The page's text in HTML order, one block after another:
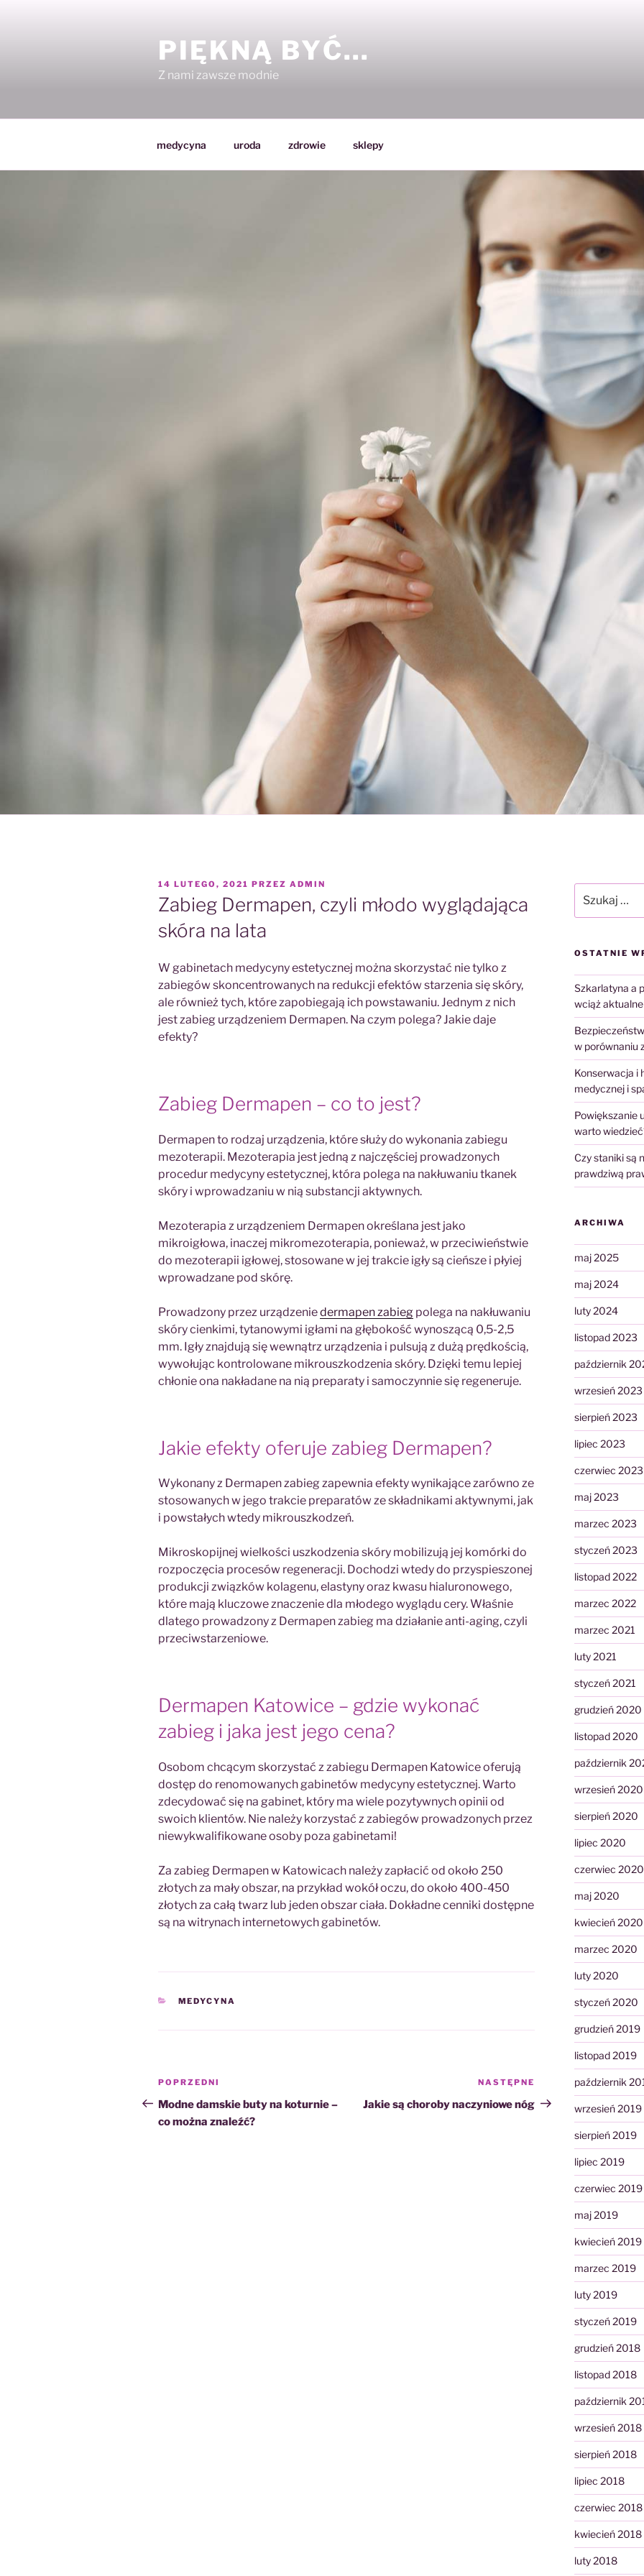
PIĘKNĄ BYĆ…
Z nami zawsze modnie
medycyna uroda zdrowie sklepy
OPUBLIKOWANE
W
14 LUTEGO, 2021 PRZEZ ADMIN
Zabieg Dermapen, czyli młodo wyglądająca
skóra na lata
W gabinetach medycyny estetycznej można skorzystać nie tylko z
zabiegów skoncentrowanych na redukcji efektów starzenia się skóry,
ale również tych, które zapobiegają ich powstawaniu. Jednym z nich
jest zabieg urządzeniem Dermapen. Na czym polega? Jakie daje
efekty?
Zabieg Dermapen – co to jest?
Dermapen to rodzaj urządzenia, które służy do wykonania zabiegu
mezoterapii. Mezoterapia jest jedną z najczęściej prowadzonych
procedur medycyny estetycznej, która polega na nakłuwaniu tkanek
skóry i wprowadzaniu w nią substancji aktywnych.
Mezoterapia z urządzeniem Dermapen określana jest jako
mikroigłowa, inaczej mikromezoterapia, ponieważ, w przeciwieństwie
do mezoterapii igłowej, stosowane w jej trakcie igły są cieńsze i płyiej
wprowadzane pod skórę.
Prowadzony przez urządzeniedermapen zabieg polega na nakłuwaniu
skóry cienkimi, tytanowymi igłami na głębokość wynoszącą 0,5-2,5
mm. Igły znajdują się wewnątrz urządzenia i pulsują z dużą prędkością,
wywołując kontrolowane mikrouszkodzenia skóry. Dzięki temu lepiej
chłonie ona nakładane na nią preparaty i samoczynnie się regeneruje.
Jakie efekty oferuje zabieg Dermapen?
Wykonany z Dermapen zabieg zapewnia efekty wynikające zarówno ze
stosowanych w jego trakcie preparatów ze składnikami aktywnymi, jak
i powstałych wtedy mikrouszkodzeń.
Mikroskopijnej wielkości uszkodzenia skóry mobilizują jej komórki do
rozpoczęcia procesów regeneracji. Dochodzi wtedy do przyspieszonej
produkcji związków kolagenu, elastyny oraz kwasu hialuronowego,
które mają kluczowe znaczenie dla młodego wyglądu cery. Właśnie
dlatego prowadzony z Dermapen zabieg ma działanie anti-aging, czyli
przeciwstarzeniowe.
Dermapen Katowice – gdzie wykonać
zabieg i jaka jest jego cena?
Osobom chcącym skorzystać z zabiegu Dermapen Katowice oferują
dostęp do renomowanych gabinetów medycyny estetycznej. Warto
zdecydować się na gabinet, który ma wiele pozytywnych opinii od
swoich klientów. Nie należy korzystać z zabiegów prowadzonych przez
niewykwalifikowane osoby poza gabinetami!
Za zabieg Dermapen w Katowicach należy zapłacić od około 250
złotych za mały obszar, na przykład wokół oczu, do około 400-450
złotych za całą twarz lub jeden obszar ciała. Dokładne cenniki dostępne
są na witrynach internetowych gabinetów.
KATEGORIE
MEDYCYNA
Nawigacja
wpisu
Poprzedni
wpis
POPRZEDNI
Modne damskie buty na koturnie –
co można znaleźć?
Następny
wpis
NASTĘPNE
Jakie są choroby naczyniowe nóg
OSTATNIE
Szkarlatyna a
wciąż
w porównaniu
Konserwacja i
medycznej i
Powiększanie
warto
Czy staniki są
prawdziwą
ARCHIWA
maj 2025
maj 2024
luty 2024
listopad 2023
październik
wrzesień 2023
sierpień 2023
lipiec 2023
czerwiec 2023
maj 2023
marzec 2023
styczeń 2023
listopad 2022
marzec 2022
marzec 2021
luty 2021
styczeń 2021
grudzień 2020
listopad 2020
październik
wrzesień 2020
sierpień 2020
lipiec 2020
czerwiec 2020
maj 2020
kwiecień 2020
marzec 2020
luty 2020
styczeń 2020
grudzień 2019
listopad 2019
październik
wrzesień 2019
sierpień 2019
lipiec 2019
czerwiec 2019
maj 2019
kwiecień 2019
marzec 2019
luty 2019
styczeń 2019
grudzień 2018
listopad 2018
październik
wrzesień 2018
sierpień 2018
lipiec 2018
czerwiec 2018
kwiecień 2018
luty 2018